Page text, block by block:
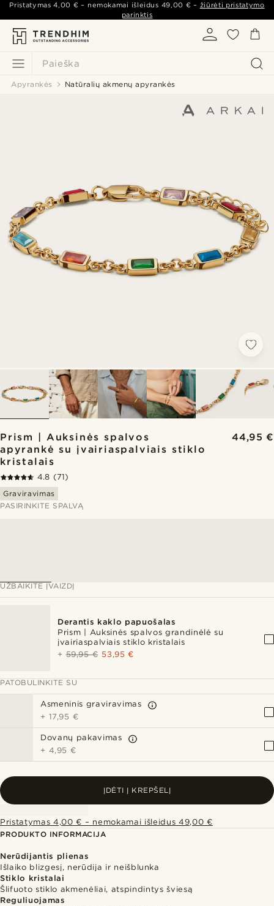
Paieška
Pristatymas4,00 € – nemokamai išleidus 49,00 € – žiūrėti pristatymo
parinktis
Apyrankės Natūralių akmenų apyrankės
Prism | Auksinės spalvos
apyrankė su įvairiaspalviais stiklo
kristalais
44,95 €
4.8 (71)
Graviravimas
PASIRINKITE SPALVĄ
UŽBAIKITE ĮVAIZDĮ
Derantis kaklo papuošalas
Prism | Auksinės spalvos grandinėlė su
įvairiaspalviais stiklo kristalais
+59,95 € 53,95 €
PATOBULINKITE SU
Asmeninis graviravimas
+ 17,95 €
Dovanų pakavimas
+ 4,95 €
ĮDĖTI Į KREPŠELĮ
Pristatymas 4,00 € – nemokamai išleidus 49,00 €
PRODUKTO INFORMACIJA
Nerūdijantis plienas
Išlaiko blizgesį, nerūdija ir neišblunka
Stiklo kristalai
Šlifuoto stiklo akmenėliai, atspindintys šviesą
Reguliuojamas